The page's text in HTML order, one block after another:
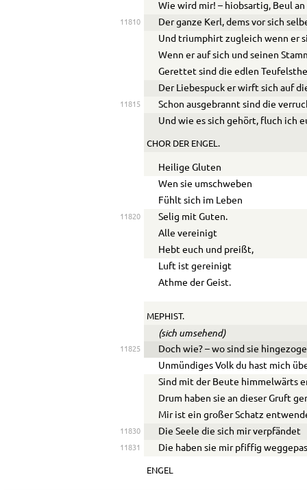
Wie wird mir! – hiobsartig, Beul
11810
Der ganze Kerl, dems vor sich
Und triumphirt zugleich wenn er
Wenn er auf sich und seinen
Gerettet sind die edlen
Der Liebespuck er wirft sich auf
11815
Schon ausgebrannt sind die
Und wie es sich gehört, fluch ich
CHOR DER ENGEL.
Heilige Gluten
Wen sie umschweben
Fühlt sich im Leben
11820
Selig mit Guten.
Alle vereinigt
Hebt euch und preißt,
Luft ist gereinigt
Athme der Geist.
MEPHIST.
(sich umsehend)
11825
Doch wie? – wo sind sie
Unmündiges Volk du hast mich
Sind mit der Beute himmelwärts
Drum haben sie an dieser Gruft
Mir ist ein großer Schatz
11830 Die Seele die sich mir verpfändet
11831 Die haben sie mir pfiffig
ENGEL